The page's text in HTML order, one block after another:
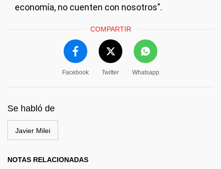
economía, no cuenten con nosotros".
COMPARTIR
Facebook Twitter Whatsapp
Se habló de
Javier Milei
NOTAS RELACIONADAS